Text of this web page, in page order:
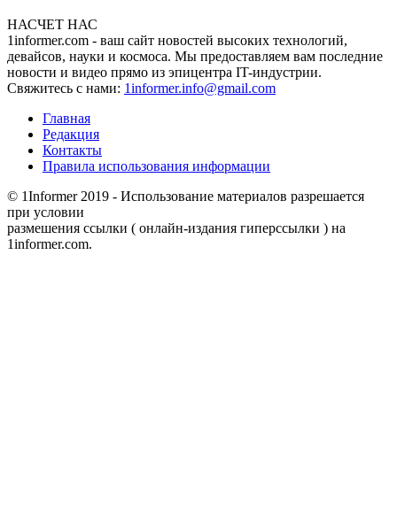
НАСЧЕТ НАС
1informer.com - ваш сайт новостей высоких технологий,
девайсов, науки и космоса. Мы предоставляем вам последние
новости и видео прямо из эпицентра IT-индустрии.
Свяжитесь с нами: 1informer.info@gmail.com
Главная
Редакция
Контакты
Правила использования информации
© 1Informer 2019 - Использование материалов разрешается
при условии
размешения ссылки ( онлайн-издания гиперссылки ) на
1informer.com.